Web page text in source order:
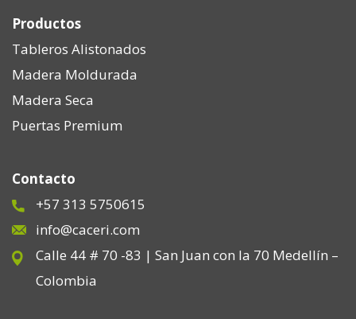
Productos
Tableros Alistonados
Madera Moldurada
Madera Seca
Puertas Premium
Contacto
+57 313 5750615
info@caceri.com
Calle 44 # 70 -83 | San Juan con la 70 Medellín –
Colombia